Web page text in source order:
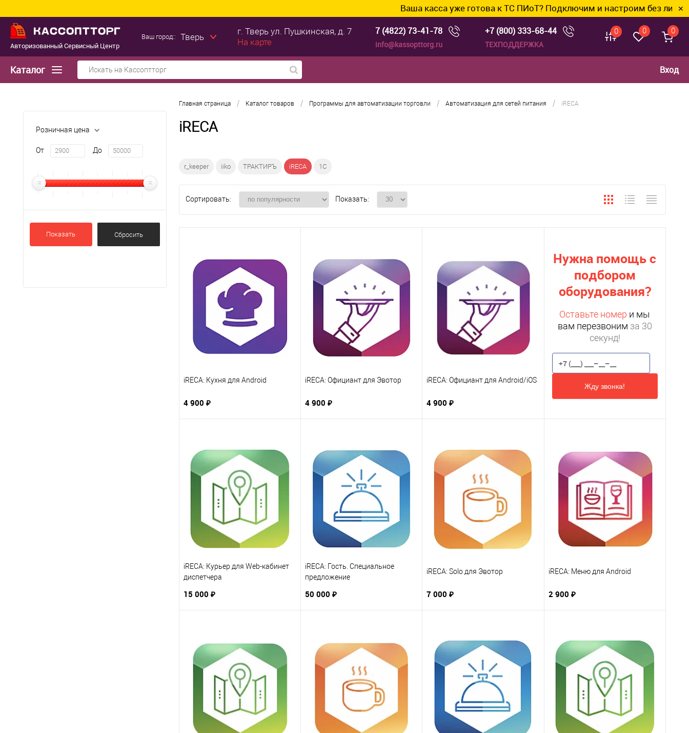
Ваша касса уже готова к ТС ПИоТ? Подключим и настроим без лишних ✕
Авторизованный Сервисный Центр
Ваш город:: Тверь
г. Тверьул. Пушкинская, д. 7
На карте
7 (4822) 73-41-78
info@kassopttorg.ru
+7 (800) 333-68-44
ТЕХПОДДЕРЖКА
0 0 0
Каталог Вход
Розничная цена
От До
Показать
Главная страница / Каталог товаров / Программы для автоматизации торговли / Автоматизация для сетей питания / iRECA
iRECA
r_keeper iiko ТРАКТИРЪ iRECA 1С
Сортировать: Показать:
iRECA: Кухня для Android
4 900 ₽
iRECA: Официант для Эвотор
4 900 ₽
iRECA: Официант для Android/iOS
4 900 ₽
Нужна помощь с
подбором
оборудования?
Оставьте номер и мы
вам перезвоним за 30
секунд!
Жду звонка!
iRECA: Курьер для Web-кабинет
диспетчера
15 000 ₽
iRECA: Гость. Специальное
предложение
50 000 ₽
iRECA: Solo для Эвотор
7 000 ₽
iRECA: Меню для Android
2 900 ₽